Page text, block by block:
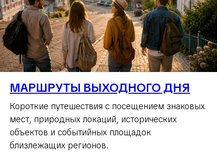
МАРШРУТЫ ВЫХОДНОГО ДНЯ
Короткие путешествия с посещением знаковых
мест, природных локаций, исторических
объектов и событийных площадок
близлежащих регионов.